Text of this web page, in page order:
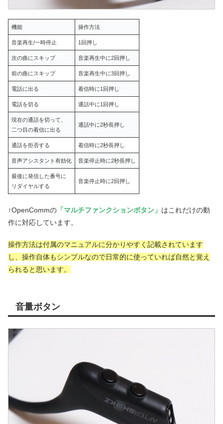
機能 操作方法
音楽再生/一時停止 1回押し
次の曲にスキップ 音楽再生中に2回押し
前の曲にスキップ 音楽再生中に3回押し
電話に出る 着信時に1回押し
電話を切る 通話中に1回押し
現在の通話を切って、
二つ目の着信に出る
通話中に2秒長押し
通話を拒否する 着信時に2秒長押し
音声アシスタント有効化 音楽停止時に2秒長押し
最後に発信した番号に
リダイヤルする
音楽停止時に2回押し
↑OpenCommの 「マルチファンクションボタン」 はこれだけの動
作に対応しています。
操作方法は付属のマニュアルに分かりやすく記載されています
し、操作自体もシンプルなので日常的に使っていれば自然と覚え
られると思います。
音量ボタン